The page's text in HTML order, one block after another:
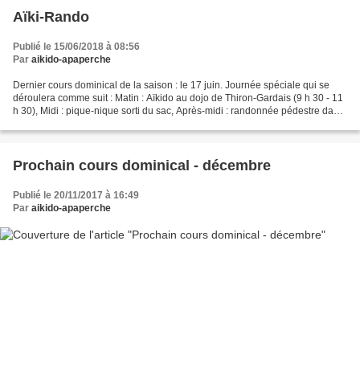
Aïki-Rando
Publié le 15/06/2018 à 08:56
Par aikido-apaperche
Dernier cours dominical de la saison : le 17 juin. Journée spéciale qui se
déroulera comme suit : Matin : Aïkido au dojo de Thiron-Gardais (9 h 30 - 11
h 30), Midi : pique-nique sorti du sac, Après-midi : randonnée pédestre dans
Prochain cours dominical - décembre
Publié le 20/11/2017 à 16:49
Par aikido-apaperche